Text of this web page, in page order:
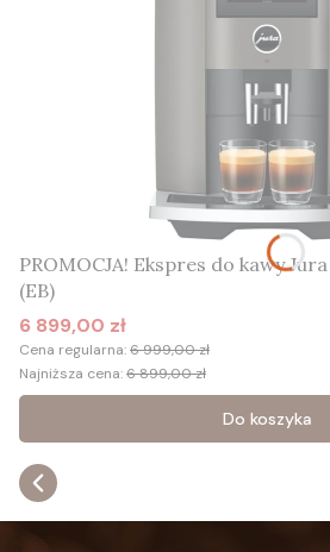
PROMOCJA! Ekspres do kawy
(EB)
Cena promocyjna
6 899,00 zł
Cena regularna:6 999,00 zł
Najniższa cena:6 899,00 zł
Do koszyka